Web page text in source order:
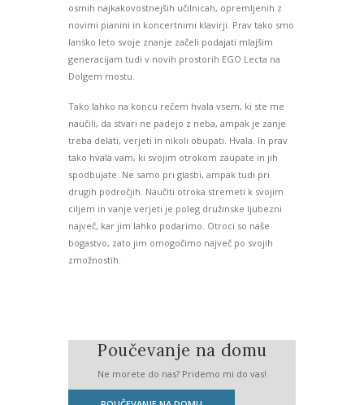
osmih najkakovostnejših učilnicah, opremljenih z
novimi pianini in koncertnimi klavirji. Prav tako smo
lansko leto svoje znanje začeli podajati mlajšim
generacijam tudi v novih prostorih EGO Lecta na
Dolgem mostu.
Tako lahko na koncu rečem hvala vsem, ki ste me
naučili, da stvari ne padejo z neba, ampak je zanje
treba delati, verjeti in nikoli obupati. Hvala. In prav
tako hvala vam, ki svojim otrokom zaupate in jih
spodbujate. Ne samo pri glasbi, ampak tudi pri
drugih področjih. Naučiti otroka stremeti k svojim
ciljem in vanje verjeti je poleg družinske ljubezni
največ, kar jim lahko podarimo. Otroci so naše
bogastvo, zato jim omogočimo največ po svojih
zmožnostih.
Poučevanje na domu
Ne morete do nas? Pridemo mi do vas!